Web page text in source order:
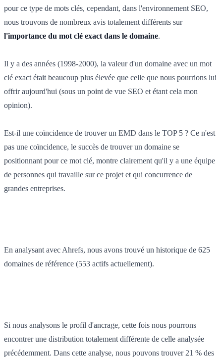
pour ce type de mots clés, cependant, dans l'environnement SEO,
nous trouvons de nombreux avis totalement différents sur
l'importance du mot clé exact dans le domaine.
Il y a des années (1998-2000), la valeur d'un domaine avec un mot
clé exact était beaucoup plus élevée que celle que nous pourrions lui
offrir aujourd'hui (sous un point de vue SEO et étant cela mon
opinion).
Est-il une coïncidence de trouver un EMD dans le TOP 5 ? Ce n'est
pas une coïncidence, le succès de trouver un domaine se
positionnant pour ce mot clé, montre clairement qu'il y a une équipe
de personnes qui travaille sur ce projet et qui concurrence de
grandes entreprises.
En analysant avec Ahrefs, nous avons trouvé un historique de 625
domaines de référence (553 actifs actuellement).
Si nous analysons le profil d'ancrage, cette fois nous pourrons
encontrer une distribution totalement différente de celle analysée
précédemment. Dans cette analyse, nous pouvons trouver 21 % des